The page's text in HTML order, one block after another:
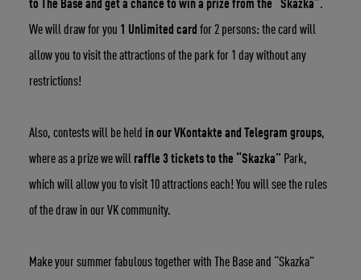
to The Base and get a chance to win a prize from the “Skazka”.
We will draw for you 1 Unlimited cardfor 2 persons: the card will
allow you to visit the attractions of the park for 1 day without any
restrictions!
Also, contests will be held in our VKontakte and Telegram groups,
where as a prize we will raffle 3 tickets to the “Skazka” Park,
which will allow you to visit 10 attractions each! You will see the rules
of the draw in our VK community.
Make your summer fabulous together with The Base and “Skazka”